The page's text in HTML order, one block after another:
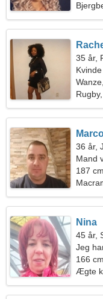
35 år,
36 år,
Mand
187
Nina
45 år,
Jeg
166
Ægte